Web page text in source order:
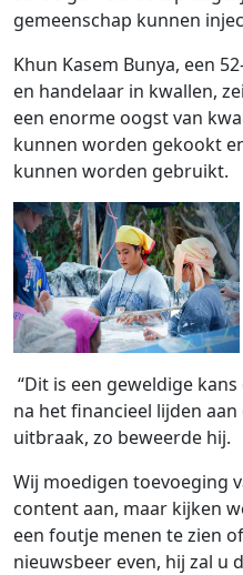
gemeenschap kunnen
Khun Kasem Bunya, een
en handelaar in kwallen,
een enorme oogst van
kunnen worden gekookt
kunnen worden gebruikt.
“Dit is een geweldige
na het financieel lijden
uitbraak, zo beweerde hij.
Wij moedigen toevoeging
content aan, maar kijken
een foutje menen te zien
nieuwsbeer even, hij zal u